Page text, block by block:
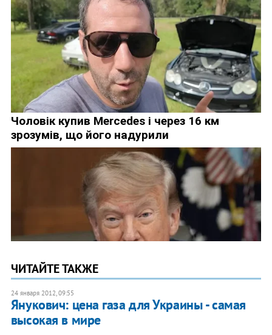
ЧИТАЙТЕ ТАКЖЕ
24 января 2012, 09:55
Янукович: цена газа для Украины - самая
высокая в мире